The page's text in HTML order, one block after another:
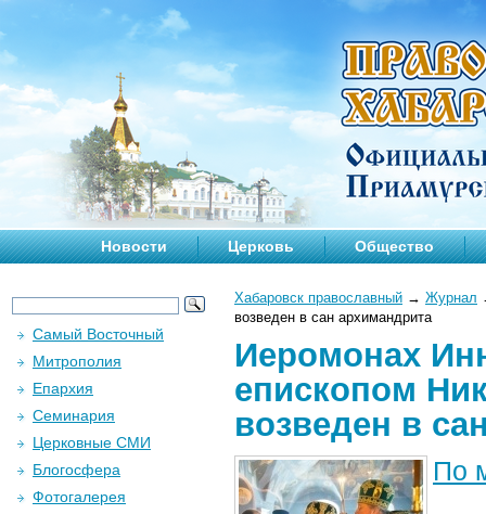
Новости Церковь Общество
Хабаровск православный → Журнал
возведен в сан архимандрита
Иеромонах
епископом
возведен в
По
Самый Восточный
Митрополия
Епархия
Семинария
Церковные СМИ
Блогосфера
Фотогалерея